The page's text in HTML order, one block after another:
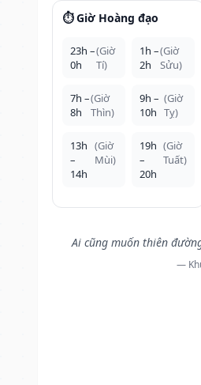
⏱️ Giờ Hoàng đạo
23h –
0h
(Giờ
Tí)
1h –
2h
(Giờ
Sửu)
7h –
8h
(Giờ
Thìn)
9h –
10h
(Giờ
Tỵ)
13h
–
14h
(Giờ
Mùi)
19h
–
20h
(Giờ
Tuất)
Ai cũng muốn thiên
—